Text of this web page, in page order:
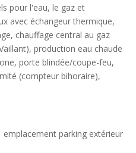
pour l'eau, le gaz et
avec échangeur thermique,
chauffage central au gaz
production eau chaude
porte blindée/coupe-feu,
(compteur bihoraire),
emplacement parking extérieur